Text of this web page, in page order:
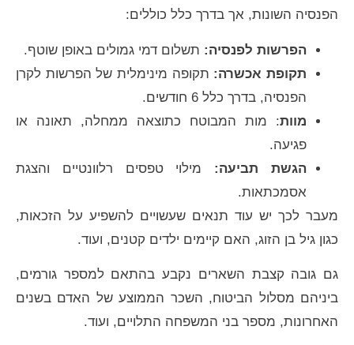
הפנסיה השונות, אך בדרך כלל כוללים:
הפרשות לפנסיה: תשלום דמי גמולים באופן שוטף.
תקופת אכשרה: תקופה מינימלית של הפרשות לקרן
הפנסיה, בדרך כלל 6 חודשים.
מוות: מות המבוטח כתוצאה ממחלה, תאונה או
פגיעה.
הגשת תביעה: מילוי טפסים רלוונטיים והצגת
אסמכתאות.
מעבר לכך יש עוד תנאים שעשויים להשפיע על הזכאות,
כגון גיל בן הזוג, האם קיימים ילדים קטנים, ועוד.
גם גובה קצבת השארים נקבע בהתאם למספר גורמים,
ביניהם מסלול הביטוח, השכר הממוצע של האדם בשנים
האחרונות, מספר בני המשפחה התלויים, ועוד.